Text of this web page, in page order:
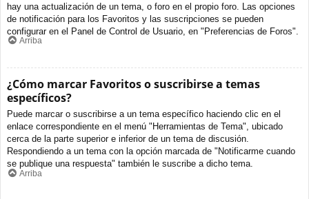
hay una actualización de un tema, o foro en el propio foro. Las opciones
de notificación para los Favoritos y las suscripciones se pueden
configurar en el Panel de Control de Usuario, en "Preferencias de Foros".
Arriba
¿Cómo marcar Favoritos o suscribirse a temas
específicos?
Puede marcar o suscribirse a un tema específico haciendo clic en el
enlace correspondiente en el menú "Herramientas de Tema", ubicado
cerca de la parte superior e inferior de un tema de discusión.
Respondiendo a un tema con la opción marcada de "Notificarme cuando
se publique una respuesta" también le suscribe a dicho tema.
Arriba